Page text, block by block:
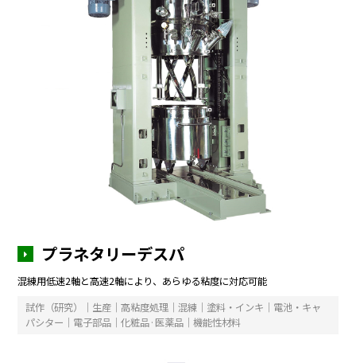
プラネタリーデスパ
混練用低速2軸と高速2軸により、あらゆる粘度に対応可能
試作（研究）｜生産｜高粘度処理｜混練｜塗料・インキ｜電池・キャ
パシター｜電子部品｜化粧品·医薬品｜機能性材料